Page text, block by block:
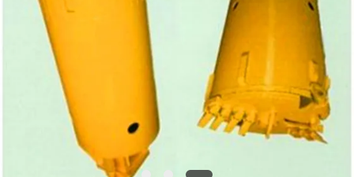
CONVERSAR
AGORA
COMPANY
NEWS